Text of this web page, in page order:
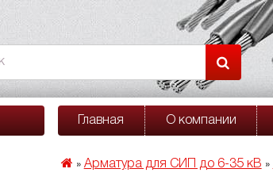
Главная О компании
» Арматура для СИП до 6-35 кВ »